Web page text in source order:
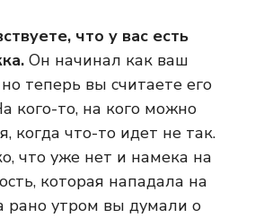
что у вас есть
Он начинал как ваш
теперь вы считаете его
кого-то, на кого можно
когда что-то идет не так.
что уже нет и намека на
которая нападала на
рано утром вы думали о